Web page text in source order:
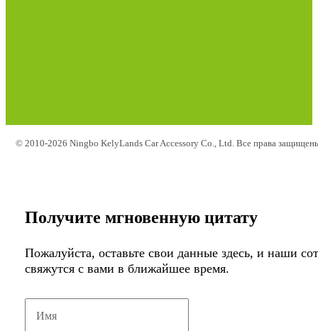
© 2010-2026 Ningbo KelyLands Car Accessory Co., Ltd. Все права
Получите мгновенную цитату
Пожалуйста, оставьте свои данные здесь, и наши
свяжутся с вами в ближайшее время.